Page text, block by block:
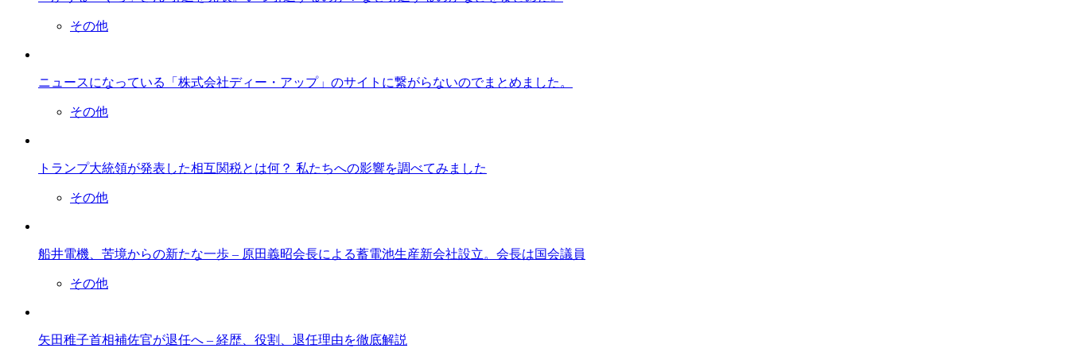
その他
ニュースになっている「株式会社ディー・アップ」のサイトに繋がらないのでまとめました。
その他
トランプ大統領が発表した相互関税とは何？ 私たちへの影響を調べてみました
その他
船井電機、苦境からの新たな一歩 – 原田義昭会長による蓄電池生産新会社設立。会長は国会議員
その他
矢田稚子首相補佐官が退任へ – 経歴、役割、退任理由を徹底解説